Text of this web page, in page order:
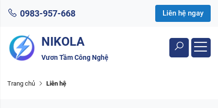
0983-957-668 Liên hệ ngay
NIKOLA
Vươn Tầm Công Nghệ
Trang chủ Liên hệ